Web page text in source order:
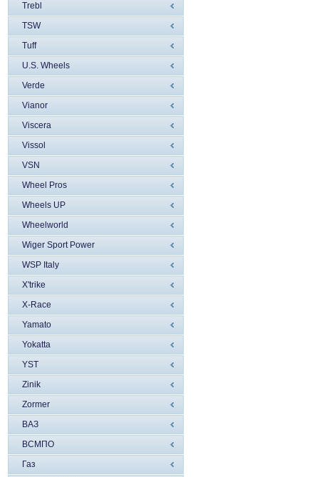
Trebl
TSW
Tuff
U.S. Wheels
Verde
Vianor
Viscera
Vissol
VSN
Wheel Pros
Wheels UP
Wheelworld
Wiger Sport Power
WSP Italy
X'trike
X-Race
Yamato
Yokatta
YST
Zinik
Zormer
ВАЗ
ВСМПО
Газ